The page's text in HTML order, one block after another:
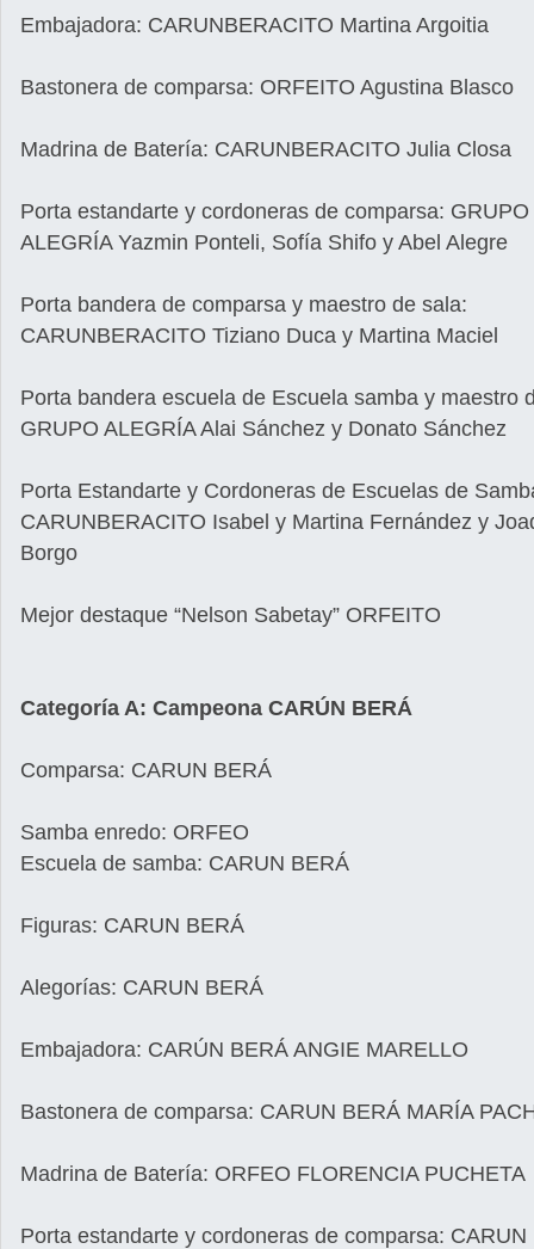
Embajadora: CARUNBERACITO Martina Argoitia
Bastonera de comparsa: ORFEITO Agustina Blasco
Madrina de Batería: CARUNBERACITO Julia Closa
Porta estandarte y cordoneras de comparsa: GRUPO
ALEGRÍA Yazmin Ponteli, Sofía Shifo y Abel Alegre
Porta bandera de comparsa y maestro de sala:
CARUNBERACITO Tiziano Duca y Martina Maciel
Porta bandera escuela de Escuela samba y maestro
GRUPO ALEGRÍA Alai Sánchez y Donato Sánchez
Porta Estandarte y Cordoneras de Escuelas de
CARUNBERACITO Isabel y Martina Fernández y
Borgo
Mejor destaque “Nelson Sabetay” ORFEITO
Categoría A: Campeona CARÚN BERÁ
Comparsa: CARUN BERÁ
Samba enredo: ORFEO
Escuela de samba: CARUN BERÁ
Figuras: CARUN BERÁ
Alegorías: CARUN BERÁ
Embajadora: CARÚN BERÁ ANGIE MARELLO
Bastonera de comparsa: CARUN BERÁ MARÍA
Madrina de Batería: ORFEO FLORENCIA PUCHETA
Porta estandarte y cordoneras de comparsa: CARUN